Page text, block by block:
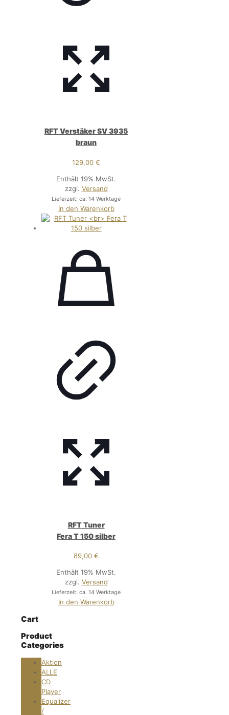
RFT Verstäker SV 3935
braun
129,00€
Enthält 19% MwSt.
zzgl. Versand
Lieferzeit: ca. 14 Werktage
In den Warenkorb
RFT Tuner
Fera T 150 silber
89,00€
Enthält 19% MwSt.
zzgl. Versand
Lieferzeit: ca. 14 Werktage
In den Warenkorb
Cart
Product
Categories
Aktion
ALLE
CD
Player
Equalizer
/